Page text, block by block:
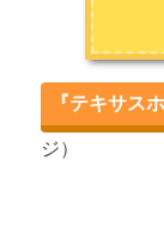
テキサスホー
テキサスホー
テキサスホール
『テキサス
ジ）